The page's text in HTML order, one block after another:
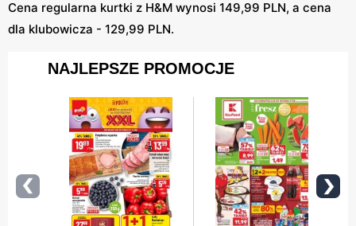
Cena regularna kurtki z H&M wynosi 149,99 PLN, a cena
dla klubowicza - 129,99 PLN.